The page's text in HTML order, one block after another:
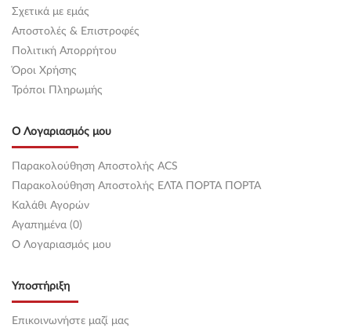
Σχετικά με εμάς
Αποστολές & Επιστροφές
Πολιτική Απορρήτου
Όροι Χρήσης
Τρόποι Πληρωμής
Ο Λογαριασμός μου
Παρακολούθηση Αποστολής ACS
Παρακολούθηση Αποστολής ΕΛΤΑ ΠΟΡΤΑ ΠΟΡΤΑ
Καλάθι Αγορών
Αγαπημένα (0)
O Λογαριασμός μου
Υποστήριξη
Επικοινωνήστε μαζί μας